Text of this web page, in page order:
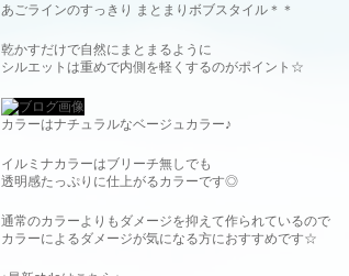
あごラインのすっきり まとまりボブスタイル＊＊
乾かすだけで自然にまとまるように
シルエットは重めで内側を軽くするのがポイント☆
カラーはナチュラルなベージュカラー♪
イルミナカラーはブリーチ無しでも
透明感たっぷりに仕上がるカラーです◎
通常のカラーよりもダメージを抑えて作られているので
カラーによるダメージが気になる方におすすめです☆